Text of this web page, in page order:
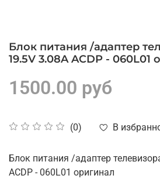
Блок питания /адаптер
19.5V 3.08A ACDP - 060L01
(0) В
1500.00 руб
Блок питания /адаптер
ACDP - 060L01 оригинал